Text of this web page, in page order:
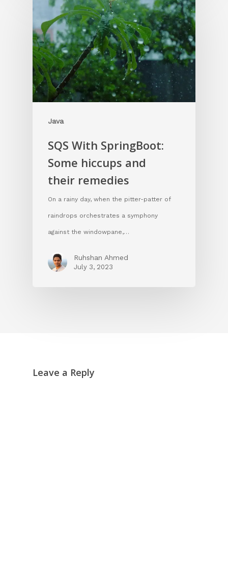
Java
SQS With SpringBoot:
Some hiccups and
their remedies
On a rainy day, when the pitter-patter of
raindrops orchestrates a symphony
against the windowpane,…
Ruhshan Ahmed
July 3, 2023
Leave a Reply